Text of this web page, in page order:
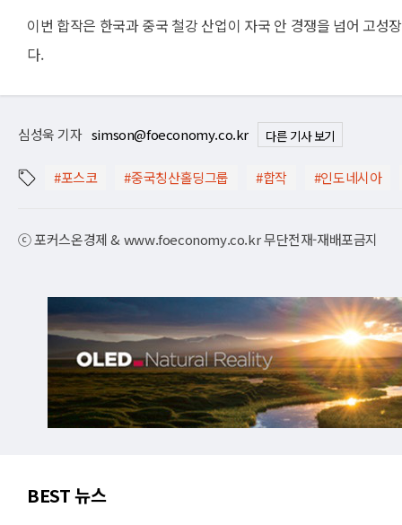
이번 합작은 한국과 중국 철강 산업이 자국 안 경쟁을 넘어 고
다.
심성욱 기자 simson@foeconomy.co.kr 다른 기사 보기
#포스코 #중국칭산홀딩그룹 #합작 #인도네시아
ⓒ 포커스온경제 & www.foeconomy.co.kr 무단전재-재배포금지
BEST 뉴스